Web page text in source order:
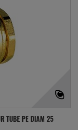
TUBE PE DIAM 25